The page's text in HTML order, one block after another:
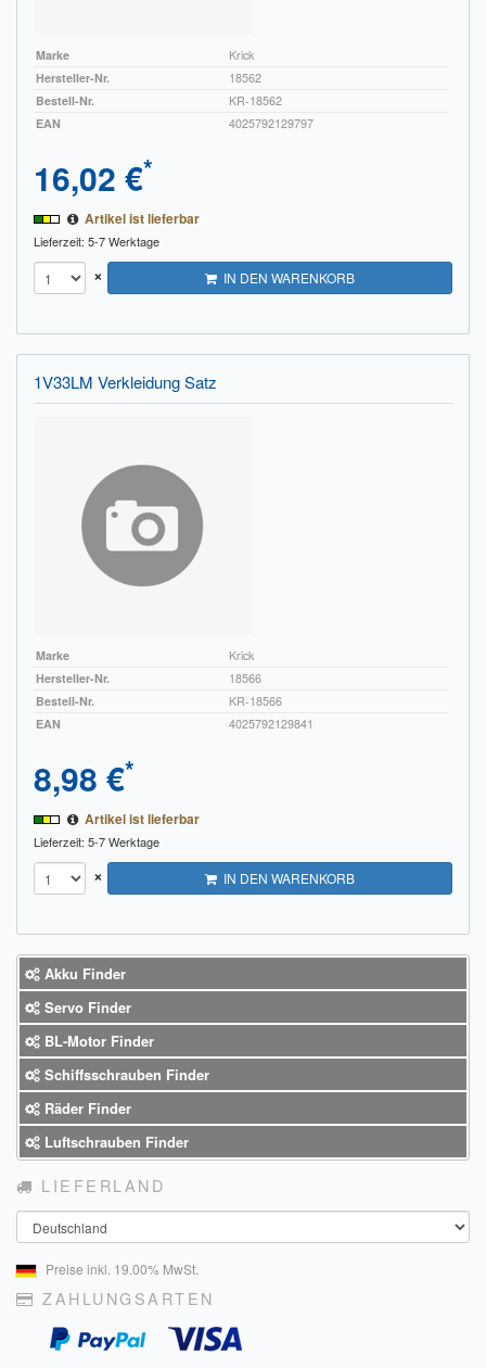
Marke
Krick
Hersteller-Nr.
18562
Bestell-Nr.
KR-18562
EAN
4025792129797
16,02 €*
Artikel ist lieferbar
Lieferzeit: 5-7 Werktage
× IN DEN WARENKORB
1V33LM Verkleidung Satz
Marke
Krick
Hersteller-Nr.
18566
Bestell-Nr.
KR-18566
EAN
4025792129841
8,98 €*
Artikel ist lieferbar
Lieferzeit: 5-7 Werktage
× IN DEN WARENKORB
Akku Finder
Servo Finder
BL-Motor Finder
Schiffsschrauben Finder
Räder Finder
Luftschrauben Finder
LIEFERLAND
Land
Preise inkl. 19.00% MwSt.
ZAHLUNGSARTEN